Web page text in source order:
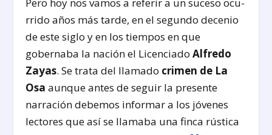
rrido años más tarde, en el segundo decenio
de este siglo y en los tiempos en que
gobernaba la nación el LicenciadoAlfredo
Zayas. Se trata del llamado crimen de La
Osa aunque antes de seguir la presente
narración debemos informar a los jóvenes
lectores que así se llamaba una finca rústica